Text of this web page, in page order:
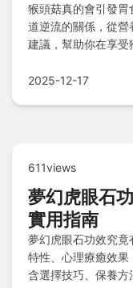
猴頭菇真的會引發
道逆流的關係，從
建議，幫助你在享受
2025-12-17
611views
夢幻虎眼石
實用指南
夢幻虎眼石功效究
特性、心理療癒效
含選擇技巧、保養方